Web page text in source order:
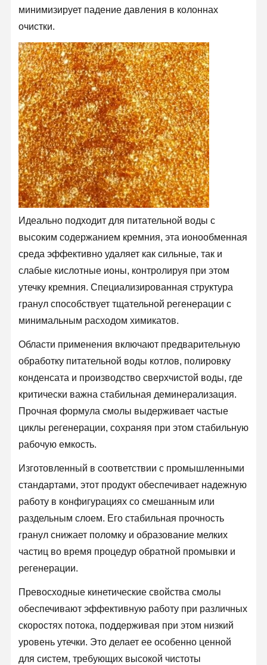
Экскурсия
По Заводу
Контроль
Качества
Свяжитесь С
Нами
Новости
Случаи
Запросить
Расценки
Ultrapure машина воды
Система очистки сверхчистой воды
Оборудование для сверхчистой воды
Ультрачистая система фильтрации воды
Ультрачистая система водоснабжения
Промышленная система очистки воды
Деионизированная машина воды
Потребительские материалы для очистки воды
Аксессуары системы очистки воды
минимизирует падение давления в колоннах
очистки.
Идеально подходит для питательной воды с
высоким содержанием кремния, эта ионообменная
среда эффективно удаляет как сильные, так и
слабые кислотные ионы, контролируя при этом
утечку кремния. Специализированная структура
гранул способствует тщательной регенерации с
минимальным расходом химикатов.
Области применения включают предварительную
обработку питательной воды котлов, полировку
конденсата и производство сверхчистой воды, где
критически важна стабильная деминерализация.
Прочная формула смолы выдерживает частые
циклы регенерации, сохраняя при этом стабильную
рабочую емкость.
Изготовленный в соответствии с промышленными
стандартами, этот продукт обеспечивает надежную
работу в конфигурациях со смешанным или
раздельным слоем. Его стабильная прочность
гранул снижает поломку и образование мелких
частиц во время процедур обратной промывки и
регенерации.
Превосходные кинетические свойства смолы
обеспечивают эффективную работу при различных
скоростях потока, поддерживая при этом низкий
уровень утечки. Это делает ее особенно ценной
для систем, требующих высокой чистоты